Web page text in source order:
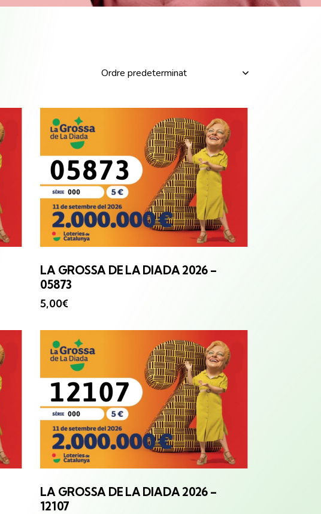
LA GROSSA DE LA DIADA 2026 –
05873
5,00€
LA GROSSA DE LA DIADA 2026 –
12107